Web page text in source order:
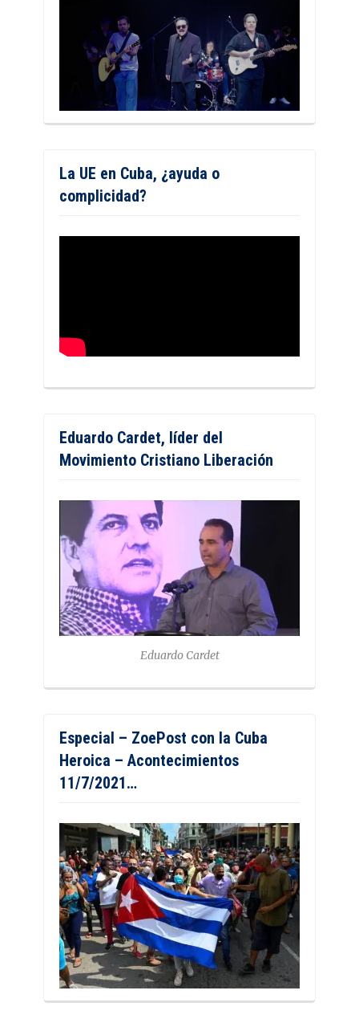
La UE en Cuba, ¿ayuda o
complicidad?
Eduardo Cardet, líder del
Movimiento Cristiano Liberación
Eduardo Cardet
Especial – ZoePost con la Cuba
Heroica – Acontecimientos
11/7/2021…